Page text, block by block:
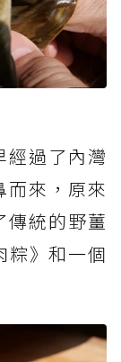
經過了內灣
而來，原來
傳統的野薑
粽》和一個